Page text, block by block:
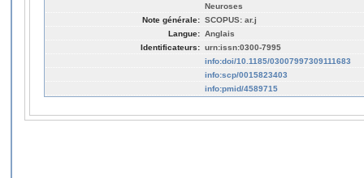
Neuroses
Note générale: SCOPUS: ar.j
Langue: Anglais
Identificateurs: urn:issn:0300-7995
info:doi/10.1185/03007997309111683
info:scp/0015823403
info:pmid/4589715